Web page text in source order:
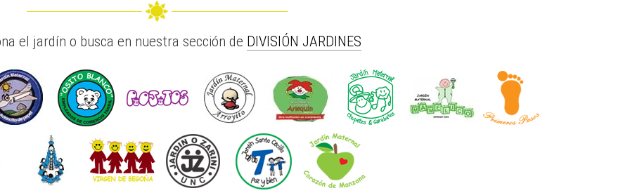
el jardín o busca en nuestra sección de DIVISIÓN JARDINES